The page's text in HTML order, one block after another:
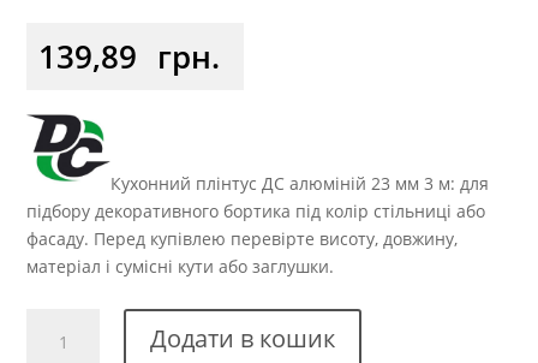
139,89 грн.
Кухонний плінтус ДС алюміній 23 мм 3 м: для
підбору декоративного бортика під колір стільниці або
фасаду. Перед купівлею перевірте висоту, довжину,
матеріал і сумісні кути або заглушки.
кухонний
Додати в кошик